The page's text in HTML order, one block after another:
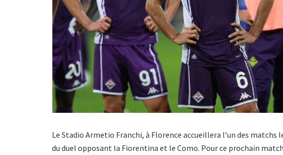
Le Stadio Armetio Franchi, à Florence accueillera l’un des matchs
du duel opposant la Fiorentina et le Como. Pour ce prochain